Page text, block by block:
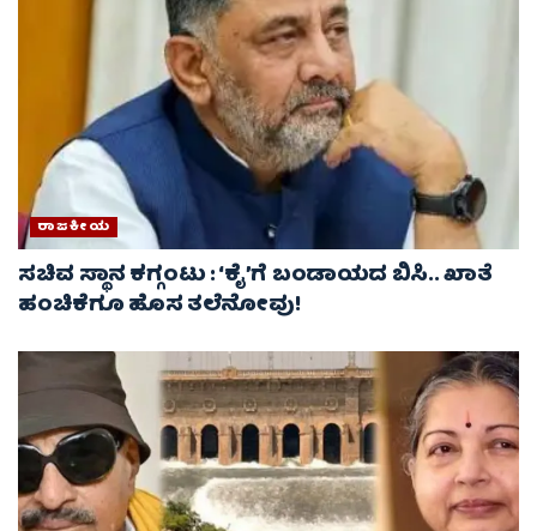
ರಾಜಕೀಯ
ಸಚಿವ ಸ್ಥಾನ ಕಗ್ಗಂಟು : ‘ಕೈ’ಗೆ ಬಂಡಾಯದ ಬಿಸಿ.. ಖಾತೆ
ಹಂಚಿಕೆಗೂ ಹೊಸ ತಲೆನೋವು!